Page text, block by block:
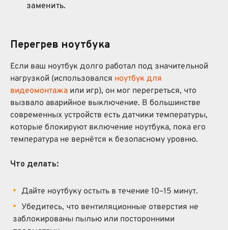
заменить.
Перегрев ноутбука
Если ваш ноутбук долго работал под значительной
нагрузкой (использовался ноутбук для
видеомонтажа или игр), он мог перегреться, что
вызвало аварийное выключение. В большинстве
современных устройств есть датчики температуры,
которые блокируют включение ноутбука, пока его
температура не вернётся к безопасному уровню.
Что делать:
Дайте ноутбуку остыть в течение 10–15 минут.
Убедитесь, что вентиляционные отверстия не
заблокированы пылью или посторонними